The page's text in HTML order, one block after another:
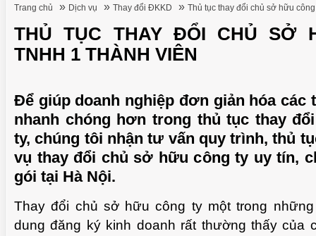
Trang chủ » Dịch vụ » Thay đổi ĐKKD » Thủ tục thay đổi chủ sở hữu
THỦ TỤC THAY ĐỔI CHỦ SỞ
TNHH 1 THÀNH VIÊN
Để giúp doanh nghiệp đơn giản hóa các
nhanh chóng hơn trong thủ tục thay
ty, chúng tôi nhận tư vấn quy trình, thủ
vụ thay đổi chủ sở hữu công ty uy tín,
gói tại Hà Nội.
Thay đổi chủ sở hữu công ty một trong
dung đăng ký kinh doanh rất thường thấy của